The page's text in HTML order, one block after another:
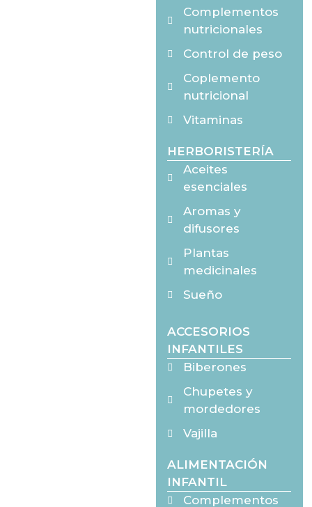
Complementos
nutricionales
Control de peso
Coplemento
nutricional
Vitaminas
HERBORISTERÍA
Aceites
esenciales
Aromas y
difusores
Plantas
medicinales
Sueño
ACCESORIOS
INFANTILES
Biberones
Chupetes y
mordedores
Vajilla
ALIMENTACIÓN
INFANTIL
Complementos